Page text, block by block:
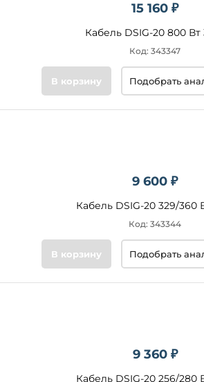
15 160 ₽
Кабель DSIG-20 800 Вт
Код: 343347
В корзину Подобрать
9 600 ₽
Кабель DSIG-20 329/360
Код: 343344
В корзину Подобрать
9 360 ₽
Кабель DSIG-20 256/280